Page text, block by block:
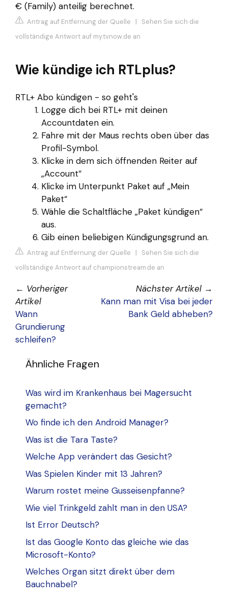
€ (Family) anteilig berechnet.
Antrag auf Entfernung der Quelle | Sehen Sie sich die
vollständige Antwort auf my.tvnow.de an
Wie kündige ich RTLplus?
RTL+ Abo kündigen - so geht's
Logge dich bei RTL+ mit deinen
Accountdaten ein.
Fahre mit der Maus rechts oben über das
Profil-Symbol.
Klicke in dem sich öffnenden Reiter auf
„Account“
Klicke im Unterpunkt Paket auf „Mein
Paket“
Wähle die Schaltfläche „Paket kündigen“
aus.
Gib einen beliebigen Kündigungsgrund an.
Antrag auf Entfernung der Quelle | Sehen Sie sich die
vollständige Antwort auf championstream.de an
← Vorheriger
Artikel
Wann
Grundierung
schleifen?
Nächster Artikel →
Kann man mit Visa bei jeder
Bank Geld abheben?
Ähnliche Fragen
Was wird im Krankenhaus bei Magersucht
gemacht?
Wo finde ich den Android Manager?
Was ist die Tara Taste?
Welche App verändert das Gesicht?
Was Spielen Kinder mit 13 Jahren?
Warum rostet meine Gusseisenpfanne?
Wie viel Trinkgeld zahlt man in den USA?
Ist Error Deutsch?
Ist das Google Konto das gleiche wie das
Microsoft-Konto?
Welches Organ sitzt direkt über dem
Bauchnabel?